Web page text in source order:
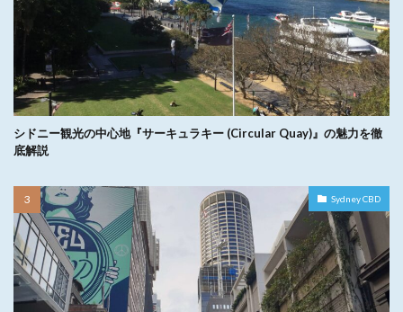
シドニー観光の中心地『サーキュラキー (Circular Quay)』の魅力を徹
底解説
Sydney CBD